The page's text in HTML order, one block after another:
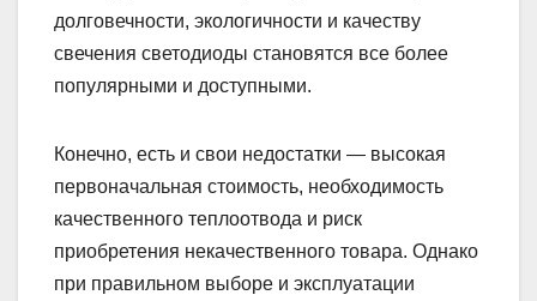
долговечности, экологичности и качеству
свечения светодиоды становятся все более
популярными и доступными.
Конечно, есть и свои недостатки — высокая
первоначальная стоимость, необходимость
качественного теплоотвода и риск
приобретения некачественного товара. Однако
при правильном выборе и эксплуатации